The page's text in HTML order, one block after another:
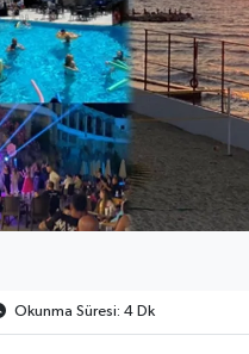
Okunma Süresi: 4 Dk